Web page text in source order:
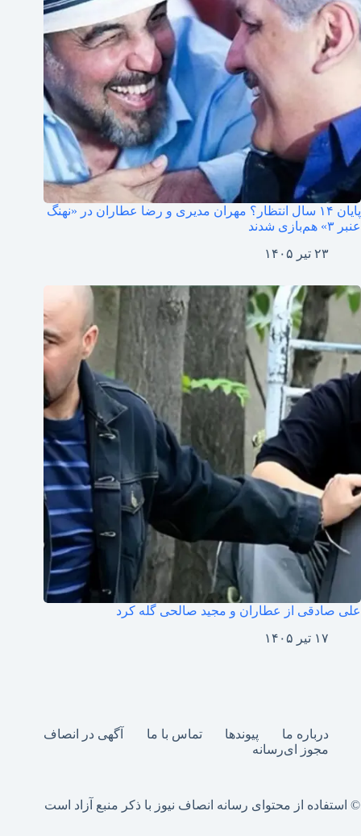
پایان ۱۴ سال انتظار؟ مهران مدیری و رضا عطاران در «نهنگ
عنبر ۳» هم‌بازی شدند
۲۳ تیر ۱۴۰۵
علی صادقی از عطاران و مجید صالحی گله کرد
۱۷ تیر ۱۴۰۵
درباره ما پیوندها تماس با ما
آگهی در انصاف
مجوز ای‌رسانه
© استفاده از محتوای رسانه انصاف نیوز با ذکر منبع آزاد است